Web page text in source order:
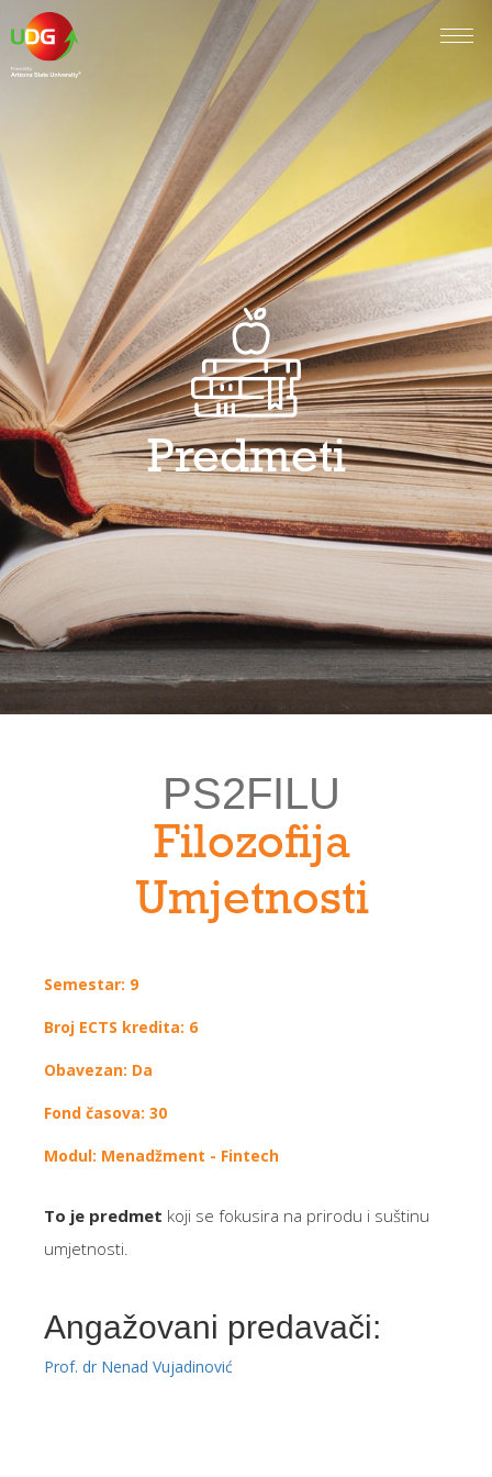
Predmeti
PS2FILU
Filozofija
Umjetnosti
Semestar: 9
Broj ECTS kredita: 6
Obavezan: Da
Fond časova: 30
Modul: Menadžment - Fintech
To je predmet koji se fokusira na prirodu i suštinu
umjetnosti.
Angažovani predavači:
Prof. dr Nenad Vujadinović